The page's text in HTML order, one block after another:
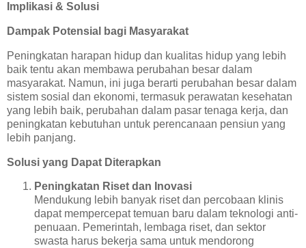
Implikasi & Solusi
Dampak Potensial bagi Masyarakat
Peningkatan harapan hidup dan kualitas hidup yang lebih
baik tentu akan membawa perubahan besar dalam
masyarakat. Namun, ini juga berarti perubahan besar dalam
sistem sosial dan ekonomi, termasuk perawatan kesehatan
yang lebih baik, perubahan dalam pasar tenaga kerja, dan
peningkatan kebutuhan untuk perencanaan pensiun yang
lebih panjang.
Solusi yang Dapat Diterapkan
Peningkatan Riset dan Inovasi
Mendukung lebih banyak riset dan percobaan klinis
dapat mempercepat temuan baru dalam teknologi anti-
penuaan. Pemerintah, lembaga riset, dan sektor
swasta harus bekerja sama untuk mendorong